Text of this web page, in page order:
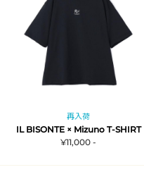
再入荷
IL BISONTE × Mizuno T-SHIRT
¥11,000 -